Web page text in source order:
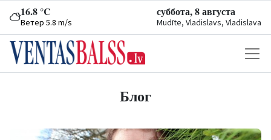
16.8 °C
Ветер 5.8 m/s
суббота, 8 августа
Mudīte, Vladislavs, Vladislava
Блог